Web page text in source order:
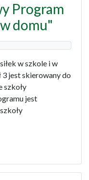
Program
domu"
w szkole i w
3 jest skierowany do
szkoły
jest